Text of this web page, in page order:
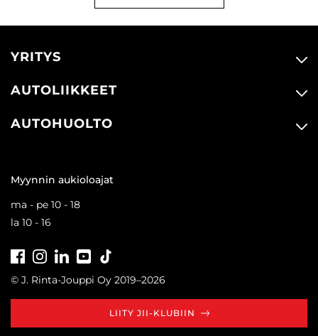
YRITYS
AUTOLIIKKEET
AUTOHUOLTO
Myynnin aukioloajat
ma - pe 10 - 18
la 10 - 16
FacebookInstagramLinkedInYoutube
© J. Rinta-Jouppi Oy 2019–2026
LIITY JII-KLUBIIN